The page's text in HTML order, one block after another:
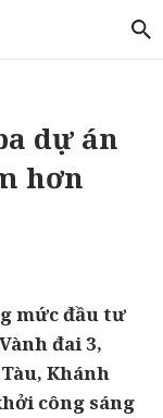
dự án
hơn
mức đầu tư
đai 3,
Khánh
công sáng